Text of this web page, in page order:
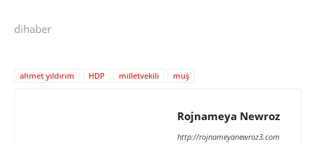
dihaber
ahmet yıldırım HDP milletvekili muş
Rojnameya Newroz
http://rojnameyanewroz3.com